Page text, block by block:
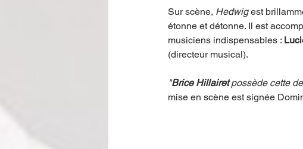
Sur scène, Hedwig est
étonne et détonne. Il est
musiciens indispensables :
(directeur musical).
"Brice Hillairet possède cette
mise en scène est signée